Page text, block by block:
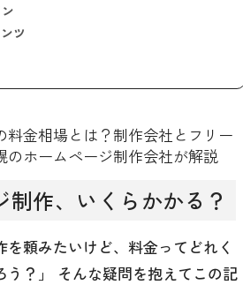
ツ
料金相場とは？制作会社とフリー
のホームページ制作会社が解説
制作、いくらかかる？
を頼みたいけど、料金ってどれく
う？」 そんな疑問を抱えてこの記